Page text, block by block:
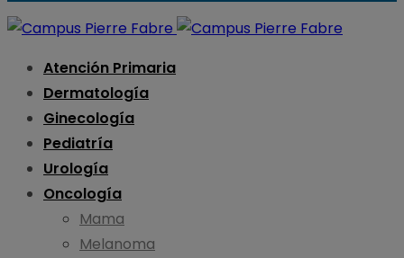
Atención Primaria
Dermatología
Ginecología
Pediatría
Urología
Oncología
Mama
Melanoma